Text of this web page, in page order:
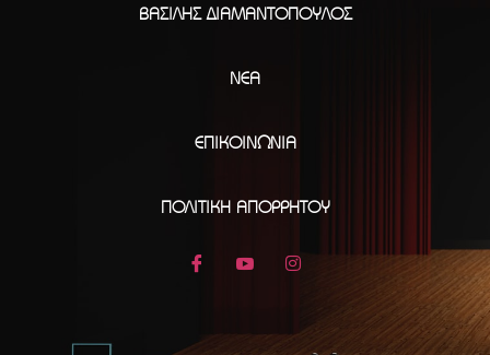
ΒΑΣΊΛΗΣ ΔΙΑΜΑΝΤΌΠΟΥΛΟΣ
ΝΈΑ
ΕΠΙΚΟΙΝΩΝΊΑ
ΠΟΛΙΤΙΚΉ ΑΠΟΡΡΉΤΟΥ